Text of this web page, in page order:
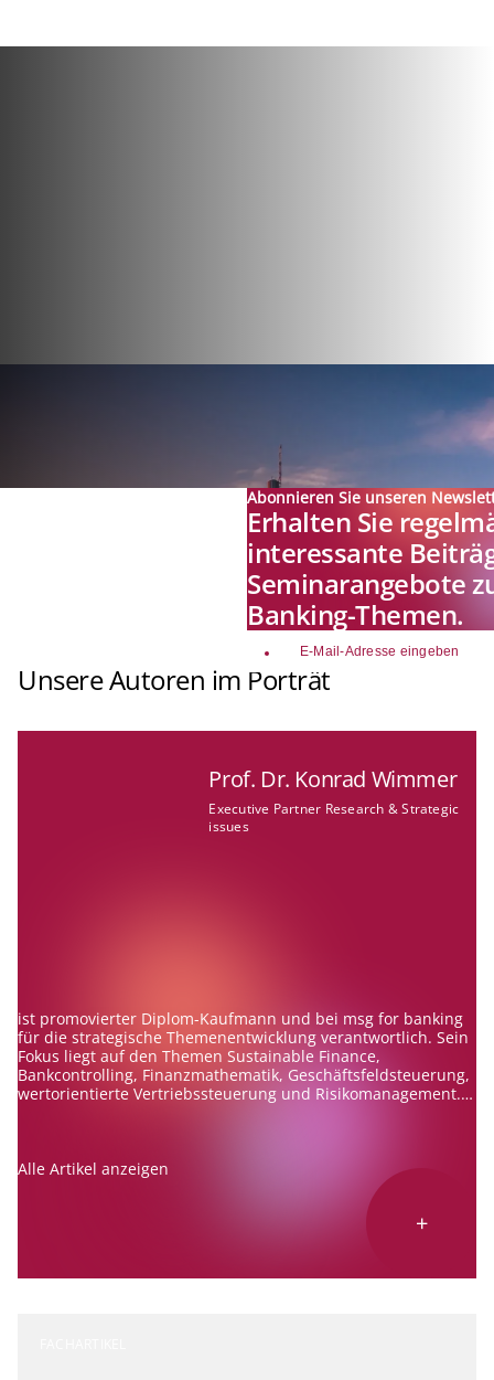
Abonnieren Sie unseren
Erhalten Sie
interessante
Seminarangebote
Banking-Themen.
email
Unsere Autoren im Porträt
Prof. Dr. Konrad Wimmer
Executive Partner Research & Strategic
issues
ist promovierter Diplom-Kaufmann und bei msg for banking
für die strategische Themenentwicklung verantwortlich. Sein
Fokus liegt auf den Themen Sustainable Finance,
Bankcontrolling, Finanzmathematik, Geschäftsfeldsteuerung,
wertorientierte Vertriebssteuerung und Risikomanagement.
Alle Artikel anzeigen
+